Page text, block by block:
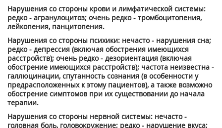
Нарушения со стороны крови и лимфатической системы:
редко - агранулоцитоз; очень редко - тромбоцитопения,
лейкопения, панцитопения.
Нарушения со стороны психики: нечасто - нарушения сна;
редко - депрессия (включая обострения имеющихся
расстройств); очень редко - дезориентация (включая
обострение имеющихся расстройств); частота неизвестна -
галлюцинации, спутанность сознания (в особенности у
предрасположенных к этому пациентов), а также возможно
обострение симптомов при их существовании до начала
терапии.
Нарушения со стороны нервной системы: нечасто -
головная боль, головокружение; редко - нарушение вкуса;